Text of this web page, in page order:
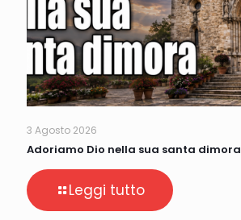
3 Agosto 2026
Adoriamo Dio nella sua santa dimora
Leggi tutto